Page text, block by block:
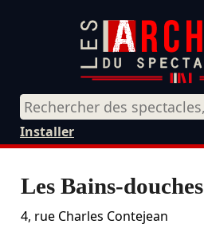
Installer
Les Bains-douches
4, rue Charles Contejean